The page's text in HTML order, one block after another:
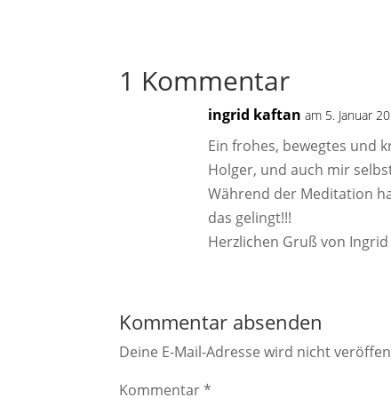
1 Kommentar
ingrid kaftan am 5. Januar
Ein frohes, bewegtes und
Holger, und auch mir
Während der Meditation
das gelingt!!!
Herzlichen Gruß von Ingrid
Kommentar absenden
Deine E-Mail-Adresse wird nicht
Kommentar*